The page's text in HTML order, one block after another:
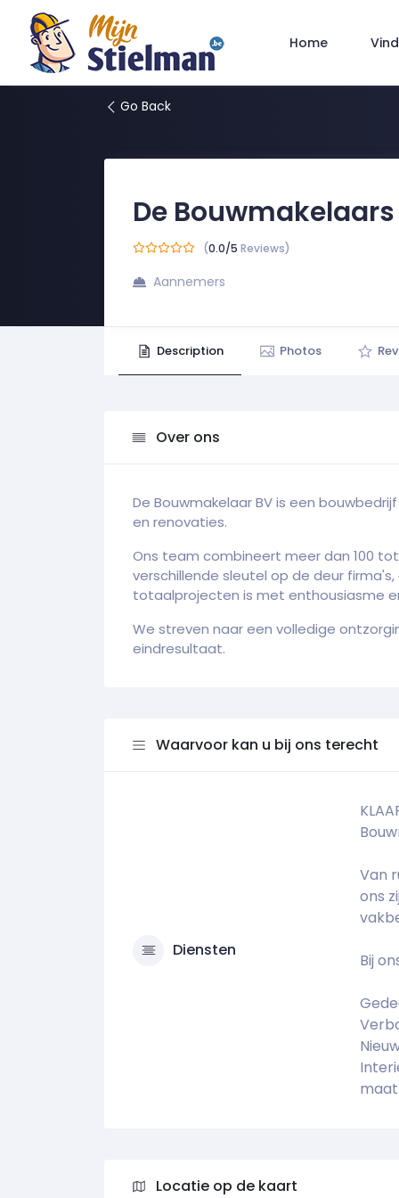
Home
Go Back
De Bouwmakelaars
(0.0/5 Reviews)
Aannemers
Description Photos
Over ons
De Bouwmakelaar BV is een
en renovaties.
Ons team combineert meer dan 100
verschillende sleutel op de deur
totaalprojecten is met enthousiasme
We streven naar een volledige
eindresultaat.
Waarvoor kan u bij ons terecht
Diensten
Van
ons
Bij
maat
Locatie op de kaart